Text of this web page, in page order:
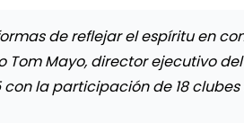
de reflejar el espíritu en
Tom Mayo, director ejecutivo
la participación de 18 clubes